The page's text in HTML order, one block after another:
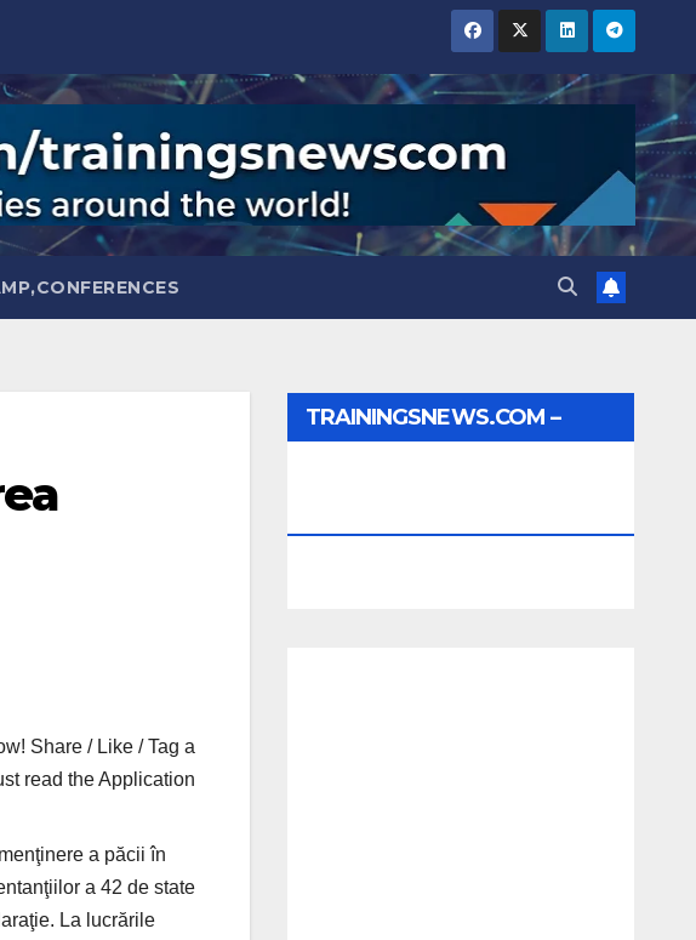
Share / Like / Tag a
read the Application
a păcii în
a 42 de state
La lucrările
TRAININGSNEWS.COM –